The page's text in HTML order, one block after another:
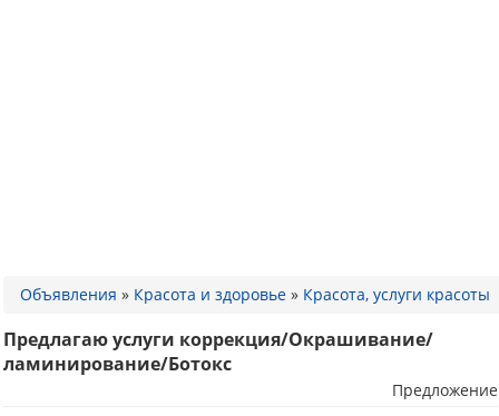
Объявления » Красота и здоровье » Красота, услуги красоты
Предлагаю услуги коррекция/Окрашивание/
ламинирование/Ботокс
Предложение